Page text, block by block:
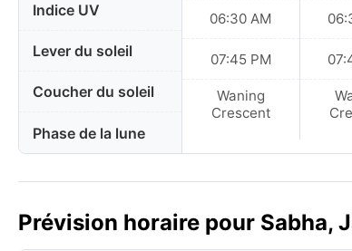
Indice UV
Lever du soleil
Coucher du soleil
Phase de la lune
06:30 AM
07:45 PM
Waning
Crescent
Prévision horaire pour